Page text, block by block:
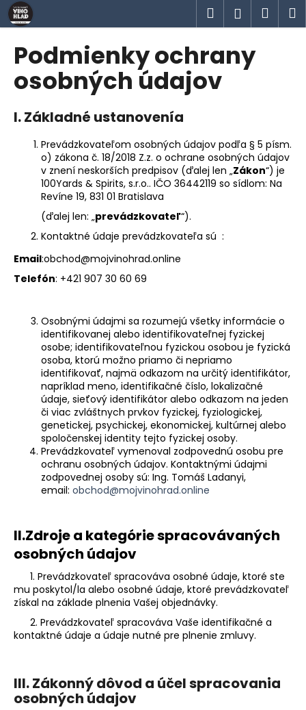
Prejsť
na
obsah
Hľadať
Podmienky ochrany
osobných údajov
I. Základné ustanovenía
Prevádzkovateľom osobných údajov podľa § 5 písm.
o) zákona č. 18/2018 Z.z. o ochrane osobných údajov
v znení neskorších predpisov (ďalej len „Zákon“) je
100Yards & Spirits, s.r.o.. IČO 36442119 so sídlom: Na
Revíne 19, 831 01 Bratislava
(ďalej len: „prevádzkovateľ“).
Kontaktné údaje prevádzkovateľa sú :
Email:obchod@mojvinohrad.online
Telefón: +421 907 30 60 69
Osobnými údajmi sa rozumejú všetky informácie o
identifikovanej alebo identifikovateľnej fyzickej
osobe; identifikovateľnou fyzickou osobou je fyzická
osoba, ktorú možno priamo či nepriamo
identifikovať, najmä odkazom na určitý identifikátor,
napríklad meno, identifikačné číslo, lokalizačné
údaje, sieťový identifikátor alebo odkazom na jeden
či viac zvláštnych prvkov fyzickej, fyziologickej,
genetickej, psychickej, ekonomickej, kultúrnej alebo
spoločenskej identity tejto fyzickej osoby.
Prevádzkovateľ vymenoval zodpovednú osobu pre
ochranu osobných údajov. Kontaktnými údajmi
zodpovednej osoby sú: Ing. Tomáš Ladanyi,
email: obchod@mojvinohrad.online
II.Zdroje a kategórie spracovávaných
osobných údajov
1. Prevádzkovateľ spracováva osobné údaje, ktoré ste
mu poskytol/la alebo osobné údaje, ktoré prevádzkovateľ
získal na základe plnenia Vašej objednávky.
2. Prevádzkovateľ spracováva Vaše identifikačné a
kontaktné údaje a údaje nutné pre plnenie zmluvy.
III. Zákonný dôvod a účel spracovania
osobných údajov
K
o
Č
o
p
o
e
t
e
HĽADAŤ
d
p
r
ú
a
VÁH